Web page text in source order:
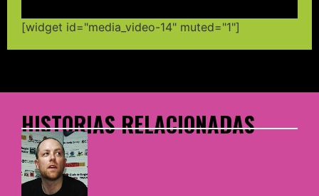
[widget id="media_video-14" muted="1"]
HISTORIAS RELACIONADAS